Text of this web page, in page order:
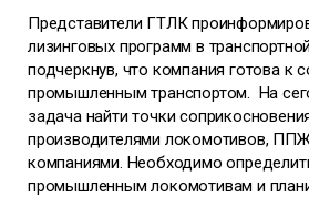
Представители ГТЛК
лизинговых программ в
подчеркнув, что компания готова к
промышленным транспортом. На
задача найти точки
производителями локомотивов,
компаниями. Необходимо
промышленным локомотивам и